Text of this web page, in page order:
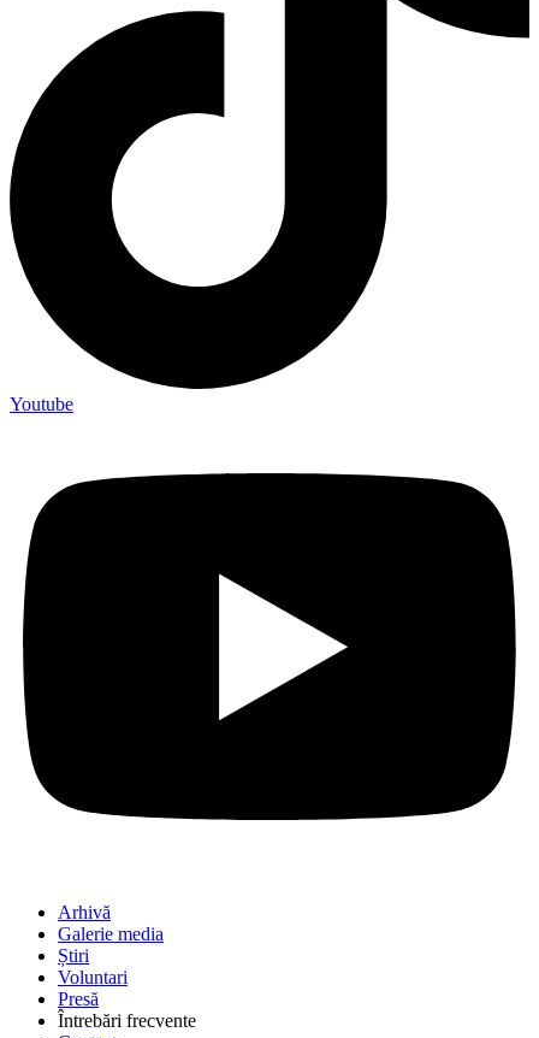
Youtube
Arhivă
Galerie media
Știri
Voluntari
Presă
Întrebări frecvente